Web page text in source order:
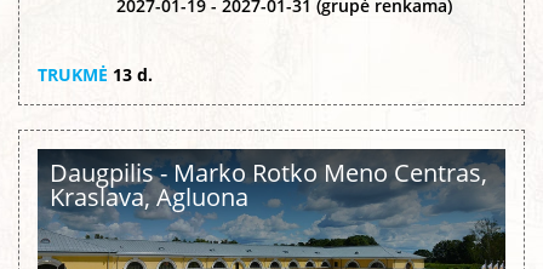
2027-01-19 - 2027-01-31 (grupė renkama)
TRUKMĖ 13 d.
Daugpilis - Marko Rotko Meno Centras,
Kraslava, Agluona